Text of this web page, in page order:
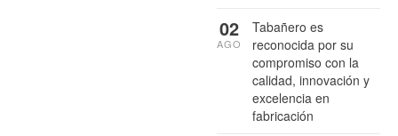
Tabañero es
reconocida por su
compromiso con la
calidad, innovación y
excelencia en
fabricación
02
AGO